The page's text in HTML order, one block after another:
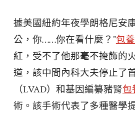
據美國紐約年夜學朗格尼安
公，你……你在看什麼？”包
紅，受不了他那毫不掩飾的
道，該中間內科大夫停止了
（LVAD）和基因編纂豬腎包
術。該手術代表了多種醫學